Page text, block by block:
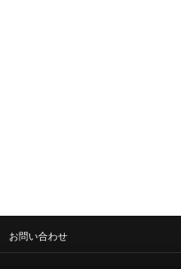
お問い合わせ